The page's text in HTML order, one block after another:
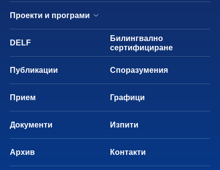
Проекти и програми
DELF
Билингвално
сертифициране
Публикации Споразумения
Прием Графици
Документи Изпити
Архив Контакти